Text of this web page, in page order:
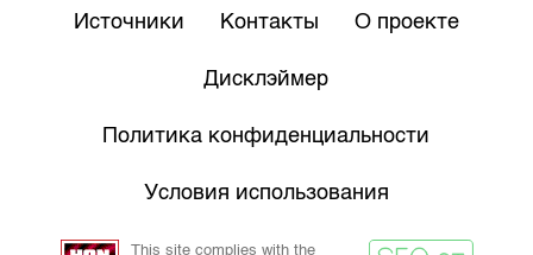
Источники Контакты О проекте
Дисклэймер
Политика конфиденциальности
Условия использования
This site complies with the